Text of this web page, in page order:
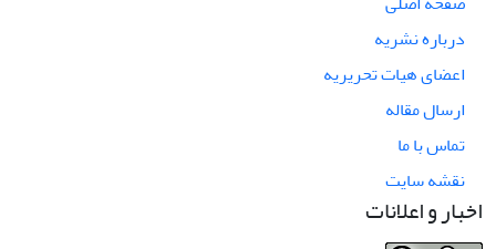
درباره نشریه
اعضای هیات تحریریه
ارسال مقاله
تماس با ما
نقشه سایت
اخبار و اعلانات